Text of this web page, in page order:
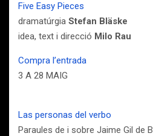
Five Easy Pieces
dramatúrgia Stefan Bläske
idea, text i direcció Milo Rau
Compra l’entrada
3 A 28 MAIG
Las personas del verbo
Paraules de i sobre Jaime Gil de